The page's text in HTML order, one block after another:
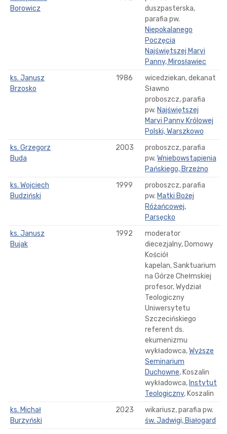
Borowicz
duszpasterska,
parafia pw.
Niepokalanego
Poczęcia
Najświętszej Maryi
Panny, Mirosławiec
ks. Janusz
Brzosko
1986
wicedziekan, dekanat
Sławno
proboszcz, parafia
pw. Najświętszej
Maryi Panny Królowej
Polski, Warszkowo
ks. Grzegorz
Buda
2003
proboszcz, parafia
pw. Wniebowstąpienia
Pańskiego, Brzeżno
ks. Wojciech
Budziński
1999
proboszcz, parafia
pw. Matki Bożej
Różańcowej,
Parsęcko
ks. Janusz
Bujak
1992
moderator
diecezjalny, Domowy
Kościół
kapelan, Sanktuarium
na Górze Chełmskiej
profesor, Wydział
Teologiczny
Uniwersytetu
Szczecińskiego
referent ds.
ekumenizmu
wykładowca,Wyższe
Seminarium
Duchowne, Koszalin
wykładowca, Instytut
Teologiczny, Koszalin
ks. Michał
Burzyński
2023
wikariusz, parafia pw.
św. Jadwigi, Białogard